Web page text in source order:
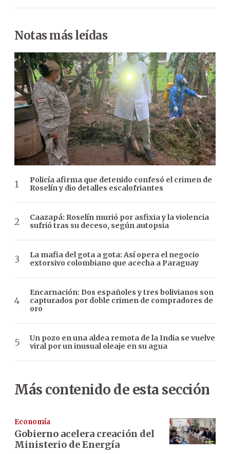
Notas más leídas
Policía afirma que detenido confesó el crimen de
Roselín y dio detalles escalofriantes
Caazapá: Roselín murió por asfixia y la violencia
sufrió tras su deceso, según autopsia
La mafia del gota a gota: Así opera el negocio
extorsivo colombiano que acecha a Paraguay
Encarnación: Dos españoles y tres bolivianos son
capturados por doble crimen de compradores de
oro
Un pozo en una aldea remota de la India se vuelve
viral por un inusual oleaje en su agua
Más contenido de esta sección
Economía
Gobierno acelera creación del
Ministerio de Energía